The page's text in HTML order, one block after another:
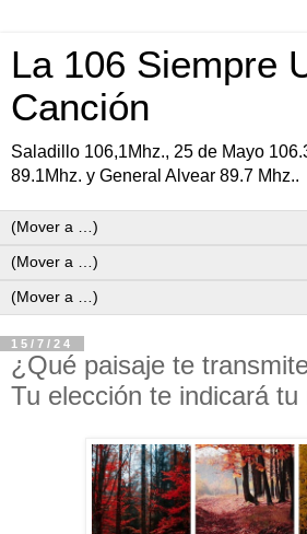
La 106 Siempre
Canción
Saladillo 106,1Mhz., 25 de Mayo
89.1Mhz. y General Alvear 89.7 Mhz..
15/7/24
¿Qué paisaje te
Tu elección te indicará tu